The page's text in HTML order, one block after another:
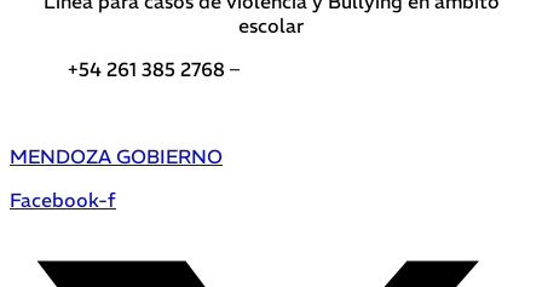
escolar
+54 261 385 2768 –
MENDOZA GOBIERNO
Facebook-f